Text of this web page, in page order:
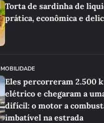
Torta de sardinha de
prática, econômica e
MOBILIDADE
Eles percorreram 2.500
elétrico e chegaram a
difícil: o motor a
imbatível na estrada